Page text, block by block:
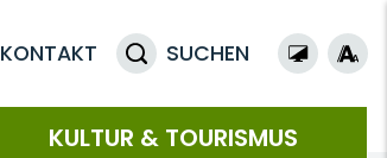
KONTAKT SUCHEN
KULTUR & TOURISMUS